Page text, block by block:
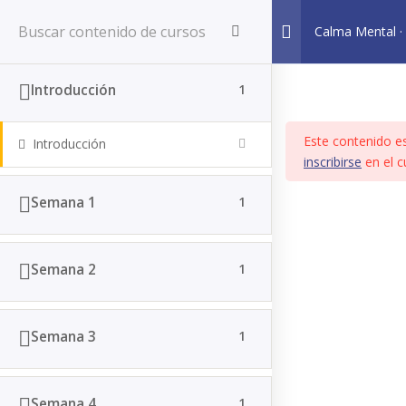
BIENVENIDO Acceder / Registrarse
Inicio Courses
Calma Mental
Introducción 1
Introducción
Semana 1 1
Semana 2 1
Semana 3 1
Este contenido
inscribirse en el
Contacto
☏ Teléfono: +57 320 9964053